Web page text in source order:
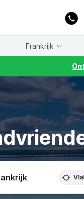
Frankrijk